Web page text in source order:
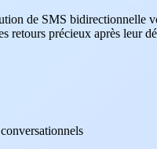
de SMS bidirectionnelle
retours précieux après leur